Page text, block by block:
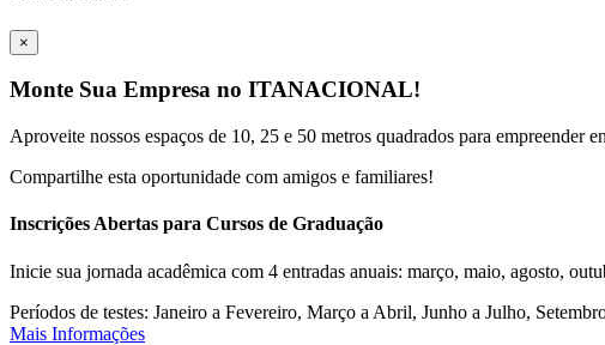
×
Monte Sua Empresa no ITANACIONAL!
Aproveite nossos espaços de 10, 25 e 50 metros quadrados para empreender
Compartilhe esta oportunidade com amigos e familiares!
Inscrições Abertas para Cursos de Graduação
Inicie sua jornada acadêmica com 4 entradas anuais: março, maio, agosto,
Períodos de testes: Janeiro a Fevereiro, Março a Abril, Junho a Julho,
Mais Informações